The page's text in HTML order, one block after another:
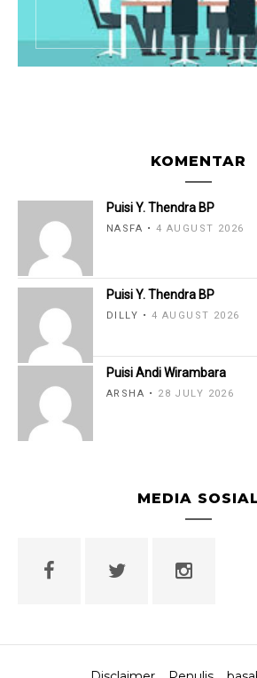
KOMENTAR
Puisi Y. Thendra BP
NASFA 4 AUGUST 2026
Puisi Y. Thendra BP
DILLY 4 AUGUST 2026
Puisi Andi Wirambara
ARSHA 28 JULY 2026
MEDIA